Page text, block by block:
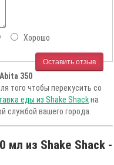
Хорошо
Оставить отзыв
350
того чтобы перекусить со
еды из Shake Shackна
службой вашего города.
мл из Shake Shack -